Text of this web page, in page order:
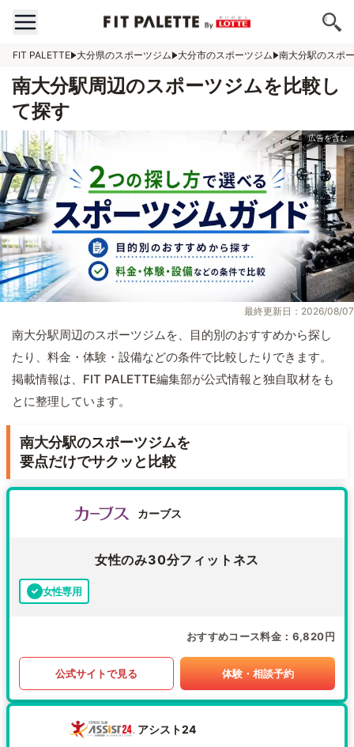
FIT PALETTE 大分県のスポーツジム 大分市のスポーツジム 南大分駅のスポ
南大分駅周辺のスポーツジムを比較し
て探す
最終更新日：2026/08/07
南大分駅周辺のスポーツジムを、目的別のおすすめから探し
たり、料金・体験・設備などの条件で比較したりできます。
掲載情報は、FIT PALETTE編集部が公式情報と独自取材をも
とに整理しています。
南大分駅のスポーツジムを
要点だけでサクッと比較
カーブス
女性のみ30分フィットネス
女性専用
おすすめコース料金 6,820円
公式サイトで見る 体験・相談予約
アシスト24